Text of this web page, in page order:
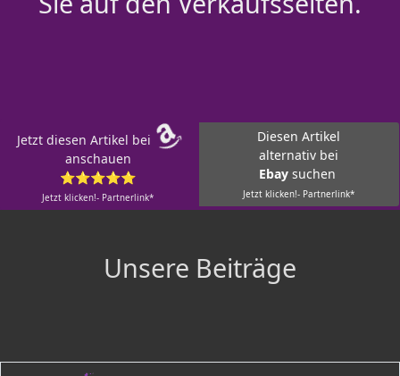
Jetzt diesen Artikel bei
anschauen
⭐⭐⭐⭐⭐
Jetzt klicken!- Partnerlink*
Diesen Artikel
alternativ bei
Ebay suchen
Jetzt klicken!- Partnerlink*
Unsere Beiträge